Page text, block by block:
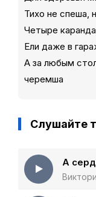
Тихо не спеша,
Четыре
Ели даже в
А за любым
черемша
Слушайте